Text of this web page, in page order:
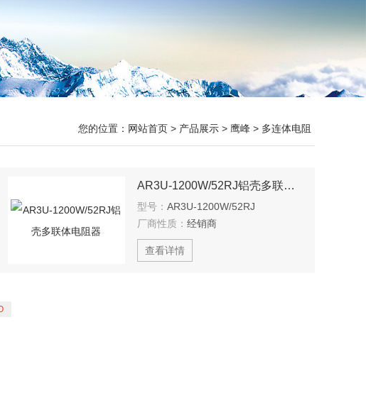
您的位置： 网站首页 > 产品展示 > 鹰峰 > 多连体电阻
AR3U-1200W/52RJ铝壳多联体电阻器
型号： AR3U-1200W/52RJ
厂商性质： 经销商
查看详情